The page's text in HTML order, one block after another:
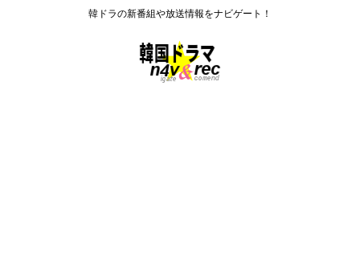
韓ドラの新番組や放送情報をナビゲート！